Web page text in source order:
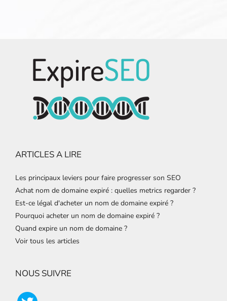
ARTICLES A LIRE
Les principaux leviers pour faire progresser son SEO
Achat nom de domaine expiré : quelles metrics regarder ?
Est-ce légal d'acheter un nom de domaine expiré ?
Pourquoi acheter un nom de domaine expiré ?
Quand expire un nom de domaine ?
Voir tous les articles
NOUS SUIVRE